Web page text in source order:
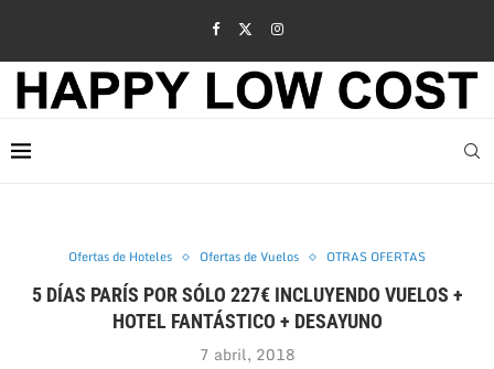
Ofertas de Hoteles Ofertas de Vuelos OTRAS OFERTAS
5 DÍAS PARÍS POR SÓLO 227€ INCLUYENDO VUELOS +
HOTEL FANTÁSTICO + DESAYUNO
7 abril, 2018